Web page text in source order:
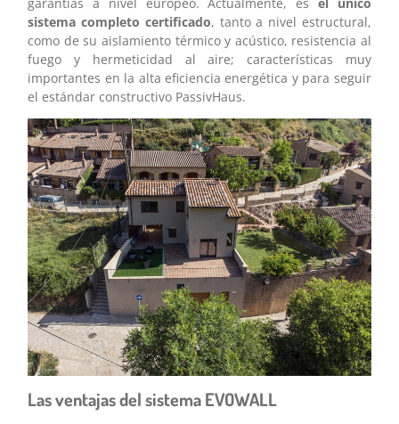
sistema completo certificado, tanto a nivel estructural,
como de su aislamiento térmico y acústico, resistencia al
fuego y hermeticidad al aire; características muy
importantes en la alta eficiencia energética y para seguir
el estándar constructivo PassivHaus.
Las ventajas del sistema EVOWALL